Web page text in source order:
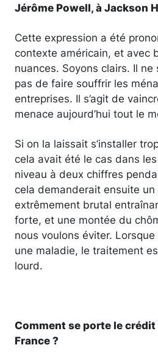
Jérôme Powell, à Jackson
Cette expression a été
contexte américain, et avec
nuances. Soyons clairs. Il ne
pas de faire souffrir les
entreprises. Il s’agit de
menace aujourd’hui tout le
Si on la laissait s’installer
cela avait été le cas dans
niveau à deux chiffres
cela demanderait ensuite
extrêmement brutal
forte, et une montée du
nous voulons éviter.
une maladie, le traitement
lourd.
Comment se porte le
France ?